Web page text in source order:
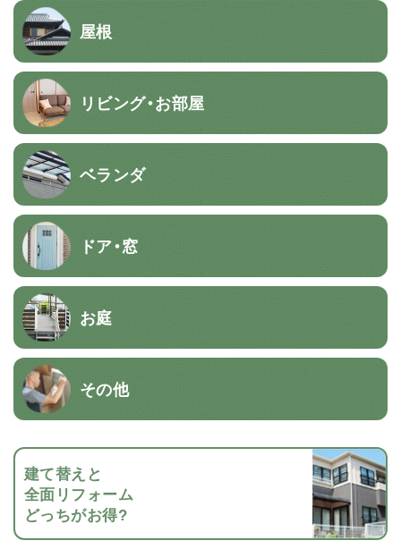
屋根
リビング・お部屋
ベランダ
ドア・窓
お庭
その他
建て替えと
全面リフォーム
どっちがお得?